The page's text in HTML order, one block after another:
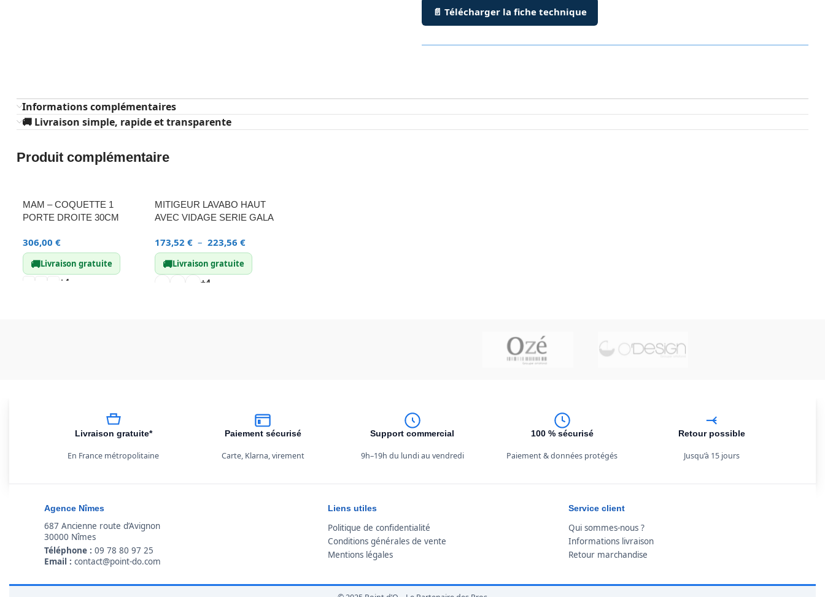
📄 Télécharger la fiche technique
Informations complémentaires
🚚 Livraison simple, rapide et transparente
Produit complémentaire
MAM – COQUETTE 1
PORTE DROITE 30CM
306,00 €
🚚Livraison gratuite
+4
MITIGEUR LAVABO HAUT
AVEC VIDAGE SERIE GALA
173,52 € – 223,56 €
🚚Livraison gratuite
+4
Livraison gratuite*
En France métropolitaine
Paiement sécurisé
Carte, Klarna, virement
Support commercial
9h–19h du lundi au vendredi
100 % sécurisé
Paiement & données protégés
Retour possible
Jusqu’à 15 jours
Agence Nîmes
687 Ancienne route d’Avignon
30000 Nîmes
Téléphone : 09 78 80 97 25
Email : contact@point-do.com
Liens utiles
Politique de confidentialité
Conditions générales de vente
Mentions légales
Service client
Qui sommes-nous ?
Informations livraison
Retour marchandise